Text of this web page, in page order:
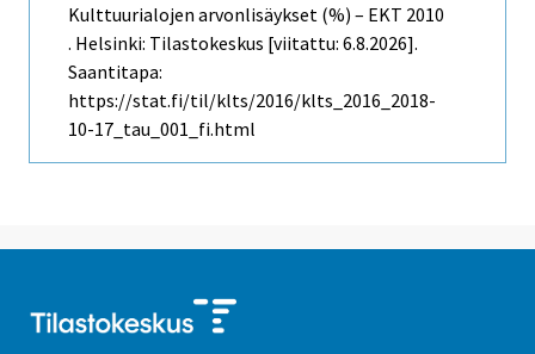
Kulttuurialojen arvonlisäykset (%) – EKT 2010
. Helsinki: Tilastokeskus [viitattu: 6.8.2026].
Saantitapa:
https://stat.fi/til/klts/2016/klts_2016_2018-
10-17_tau_001_fi.html